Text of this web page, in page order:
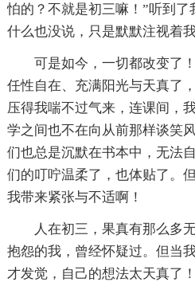
怕的？不就是初三嘛！”听到
什么也没说，只是默默注视
可是如今，一切都改变了
任性自在、充满阳光与天真了
压得我喘不过气来，连课间，
学之间也不在向从前那样谈笑
们也总是沉默在书本中，无法
们的叮咛温柔了，也体贴了。
我带来紧张与不适啊！
人在初三，果真有那么多
抱怨的我，曾经怀疑过。但当
才发觉，自己的想法太天真了！